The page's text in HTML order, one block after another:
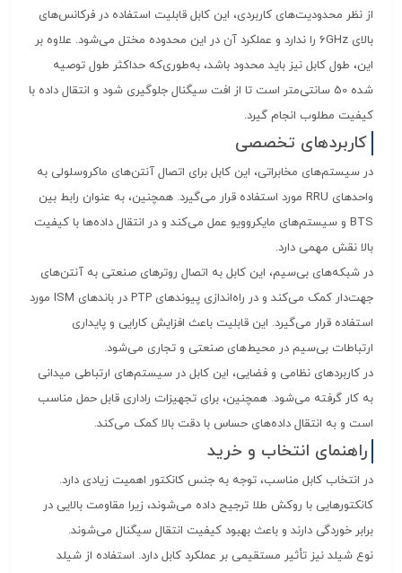
از نظر محدودیت‌های کاربردی، این کابل قابلیت استفاده در فرکانس‌های
بالای 6GHz را ندارد و عملکرد آن در این محدوده مختل می‌شود. علاوه بر
این، طول کابل نیز باید محدود باشد، به‌طوری‌که حداکثر طول توصیه
شده 50 سانتی‌متر است تا از افت سیگنال جلوگیری شود و انتقال داده با
کیفیت مطلوب انجام گیرد.
کاربردهای تخصصی
در سیستم‌های مخابراتی، این کابل برای اتصال آنتن‌های ماکروسلولی به
واحدهای RRU مورد استفاده قرار می‌گیرد. همچنین، به عنوان رابط بین
BTS و سیستم‌های مایکروویو عمل می‌کند و در انتقال داده‌ها با کیفیت
بالا نقش مهمی دارد.
در شبکه‌های بی‌سیم، این کابل به اتصال روترهای صنعتی به آنتن‌های
جهت‌دار کمک می‌کند و در راه‌اندازی پیوندهای PTP در باندهای ISM مورد
استفاده قرار می‌گیرد. این قابلیت باعث افزایش کارایی و پایداری
ارتباطات بی‌سیم در محیط‌های صنعتی و تجاری می‌شود.
در کاربردهای نظامی و فضایی، این کابل در سیستم‌های ارتباطی میدانی
به کار گرفته می‌شود. همچنین، برای تجهیزات راداری قابل حمل مناسب
است و به انتقال داده‌های حساس با دقت بالا کمک می‌کند.
راهنمای انتخاب و خرید
در انتخاب کابل مناسب، توجه به جنس کانکتور اهمیت زیادی دارد.
کانکتورهایی با روکش طلا ترجیح داده می‌شوند، زیرا مقاومت بالایی در
برابر خوردگی دارند و باعث بهبود کیفیت انتقال سیگنال می‌شوند.
نوع شیلد نیز تأثیر مستقیمی بر عملکرد کابل دارد. استفاده از شیلد